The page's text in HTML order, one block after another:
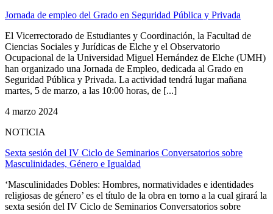
Jornada de empleo del Grado en Seguridad Pública y Privada
El Vicerrectorado de Estudiantes y Coordinación, la Facultad de
Ciencias Sociales y Jurídicas de Elche y el Observatorio
Ocupacional de la Universidad Miguel Hernández de Elche (UMH)
han organizado una Jornada de Empleo, dedicada al Grado en
Seguridad Pública y Privada. La actividad tendrá lugar mañana
martes, 5 de marzo, a las 10:00 horas, de [...]
4 marzo 2024
NOTICIA
Sexta sesión del IV Ciclo de Seminarios Conversatorios sobre
Masculinidades, Género e Igualdad
‘Masculinidades Dobles: Hombres, normatividades e identidades
religiosas de género’ es el título de la obra en torno a la cual girará la
sexta sesión del IV Ciclo de Seminarios Conversatorios sobre